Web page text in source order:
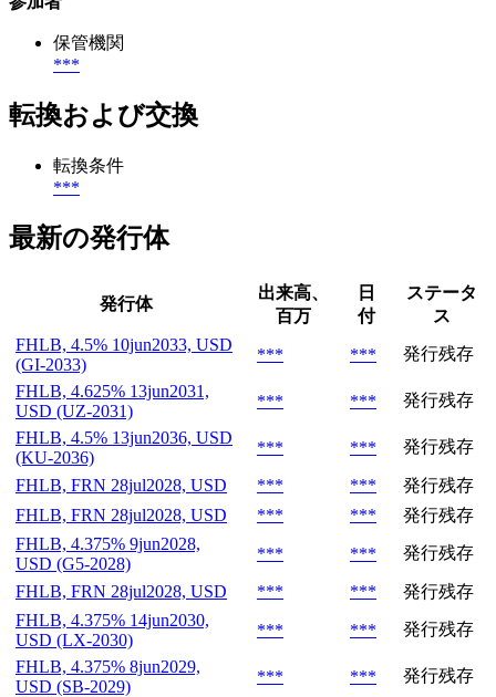
保管機関
***
転換および交換
転換条件
***
最新の発行体
発行体
出来高、
百万
日
付
ステータ
ス
FHLB, 4.5% 10jun2033, USD
(GI-2033)
*** ***
発行残存
FHLB, 4.625% 13jun2031,
USD (UZ-2031)
*** ***
発行残存
FHLB, 4.5% 13jun2036, USD
(KU-2036)
*** *** 発行残存
FHLB, FRN 28jul2028, USD *** ***
発行残存
FHLB, FRN 28jul2028, USD
*** ***
発行残存
FHLB, 4.375% 9jun2028,
USD (G5-2028)
*** *** 発行残存
FHLB, FRN 28jul2028, USD *** ***
発行残存
FHLB, 4.375% 14jun2030,
USD (LX-2030)
*** ***
発行残存
FHLB, 4.375% 8jun2029,
USD (SB-2029)
*** *** 発行残存